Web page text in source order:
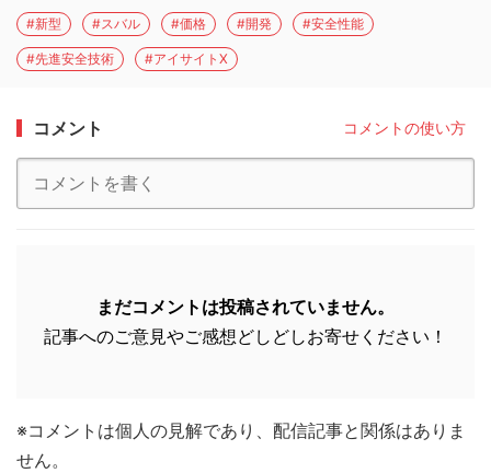
#新型 #スバル #価格 #開発 #安全性能
#先進安全技術 #アイサイトX
コメント コメントの使い方
まだコメントは投稿されていません。
記事へのご意見やご感想どしどしお寄せください！
※コメントは個人の見解であり、配信記事と関係はありま
せん。